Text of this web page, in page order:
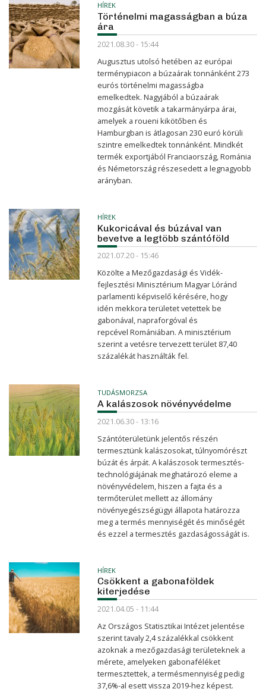
HÍREK
Történelmi magasságban a búza
ára
2021.08.30 - 15:44
Augusztus utolsó hetében az európai
terménypiacon a búzaárak tonnánként 273
eurós történelmi magasságba
emelkedtek. Nagyjából a búzaárak
mozgását követik a takarmány­árpa árai,
amelyek a roueni kikötőben és
Hamburgban is átlagosan 230 euró körüli
szintre emelkedtek tonnánként. Mindkét
termék exportjából Franciaország, Románia
és Németország részesedett a legnagyobb
arányban.
HÍREK
Kukoricával és búzával van
bevetve a legtöbb szántóföld
2021.07.20 - 15:46
Közölte a Mezőgazdasági és Vidék­
fejlesztési Minisztérium Magyar Lóránd
parlamenti képviselő kérésére, hogy
idén mekkora területet vetettek be
gabonával, napra­­forgóval és
repcével Romániában. A minisz­térium
szerint a vetésre tervezett terület 87,40
százalékát használták fel.
TUDÁSMORZSA
A kalászosok növényvédelme
2021.06.30 - 13:16
Szántóterületünk jelentős részén
termesztünk kalászosokat, túlnyomórészt
búzát és árpát. A kalászosok termesztés-
technológiájának meghatározó eleme a
növényvédelem, hiszen a fajta és a
termőterület mellett az állomány
növényegészségügyi állapota határozza
meg a termés mennyiségét és minőségét
és ezzel a termesztés gazdaságosságát is.
HÍREK
Csökkent a gabonaföldek
kiterjedése
2021.04.05 - 11:44
Az Országos Statisztikai Intézet jelentése
szerint tavaly 2,4 százalékkal csökkent
azoknak a mező­gazdasági terüle­teknek a
mérete, amelyeken gabona­féléket
termesz­tettek, a termés­mennyiség pedig
37,6%-al esett vissza 2019-hez képest.